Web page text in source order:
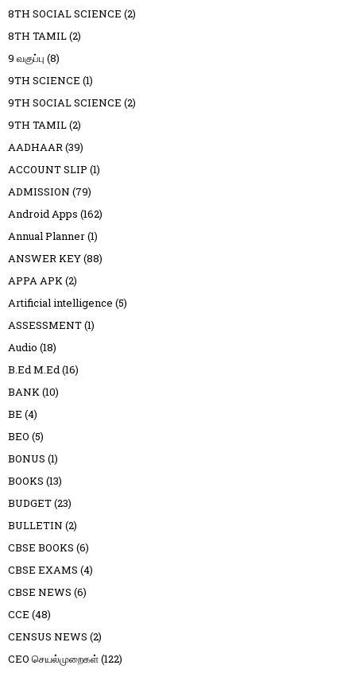
8TH SOCIAL SCIENCE (2)
8TH TAMIL(2)
9 வகுப்பு (8)
9TH SCIENCE (1)
9TH SOCIAL SCIENCE (2)
9TH TAMIL(2)
AADHAAR(39)
ACCOUNT SLIP (1)
ADMISSION (79)
Android Apps (162)
Annual Planner(1)
ANSWER KEY(88)
APPA APK(2)
Artificial intelligence (5)
ASSESSMENT(1)
Audio (18)
B.Ed M.Ed(16)
BANK(10)
BE (4)
BEO (5)
BONUS (1)
BOOKS (13)
BUDGET(23)
BULLETIN (2)
CBSE BOOKS (6)
CBSE EXAMS (4)
CBSE NEWS (6)
CCE (48)
CENSUS NEWS (2)
CEO செயல்முறைகள்(122)